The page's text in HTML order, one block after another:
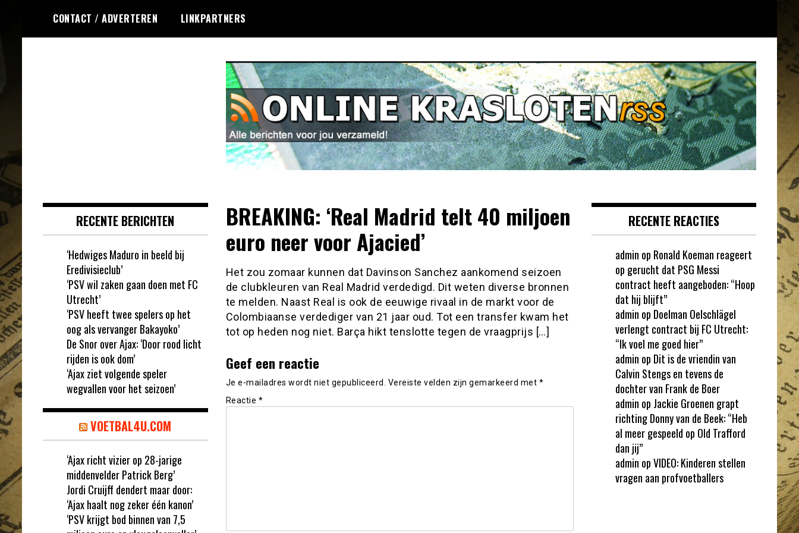
de
CONTACT / ADVERTEREN LINKPARTNERS
BREAKING: ‘Real Madrid telt 40 miljoen
euro neer voor Ajacied’
Het zou zomaar kunnen dat Davinson Sanchez aankomend seizoen
de clubkleuren van Real Madrid verdedigd. Dit weten diverse bronnen
te melden. Naast Real is ook de eeuwige rivaal in de markt voor de
Colombiaanse verdediger van 21 jaar oud. Tot een transfer kwam het
tot op heden nog niet. Barça hikt tenslotte tegen de vraagprijs […]
Geef een reactie
Je e-mailadres wordt niet gepubliceerd. Vereiste velden zijn gemarkeerd met *
Reactie *
RECENTE BERICHTEN
‘Hedwiges Maduro in beeld bij
Eredivisieclub’
‘PSV wil zaken gaan doen met FC
Utrecht’
‘PSV heeft twee spelers op het
oog als vervanger Bakayoko’
De Snor over Ajax: ‘Door rood licht
rijden is ook dom’
‘Ajax ziet volgende speler
wegvallen voor het seizoen’
VOETBAL4U.COM
‘Ajax richt vizier op 28-jarige
middenvelder Patrick Berg’
Jordi Cruijff dendert maar door:
‘Ajax haalt nog zeker één kanon’
‘PSV krijgt bod binnen van 7,5
RECENTE REACTIES
admin op Ronald Koeman reageert
op gerucht dat PSG Messi
contract heeft aangeboden: “Hoop
dat hij blijft”
admin op Doelman Oelschlägel
verlengt contract bij FC Utrecht:
“Ik voel me goed hier”
admin op Dit is de vriendin van
Calvin Stengs en tevens de
dochter van Frank de Boer
admin op Jackie Groenen grapt
richting Donny van de Beek: “Heb
al meer gespeeld op Old Trafford
dan jij”
admin opVIDEO: Kinderen stellen
vragen aan profvoetballers